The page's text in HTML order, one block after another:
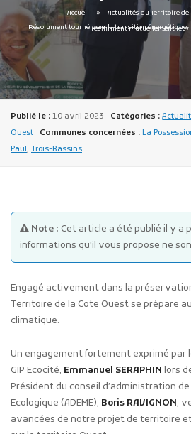
Publicité des actes
Marchés publics
Accueil
Actualités du Territoire de
Résolument tourné vers la transition énergétique, le TCO, le GIP Ecocité et l’ADEME
Publié le : 10 avril 2023 Catégories :
Ouest
Communes concernées : La
Paul, Trois-Bassins
Note : Cet article a été publié il y a
informations qu'il vous propose ne
Engagé activement dans la
Territoire de la Cote Ouest se prépare
climatique.
Un engagement fortement exprimé par
GIP Ecocité, Emmanuel SERAPHIN lors
Président du conseil d’administration de
Ecologique (ADEME), Boris RAVIGNON,
avancées de notre projet de territoire